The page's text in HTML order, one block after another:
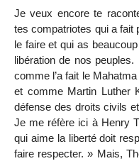
Je veux encore te
tes compatriotes qui a fait
le faire et qui as
libération de nos
comme l’a fait le
et comme Martin Luther
défense des droits civils
Je me réfère ici à Henry
qui aime la liberté doit
faire respecter. » Mais,